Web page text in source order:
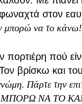
στον
μπορώ να το
πού
βρίσκω και
Πάρτε την
ΜΠΟΡΩ ΝΑ ΤΟ